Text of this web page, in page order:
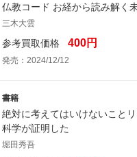
仏教コード お経から読み解く
三木大雲
参考買取価格 400円
発売：2024/12/12
書籍
絶対に考えてはいけないこと
科学が証明した
堀田秀吾